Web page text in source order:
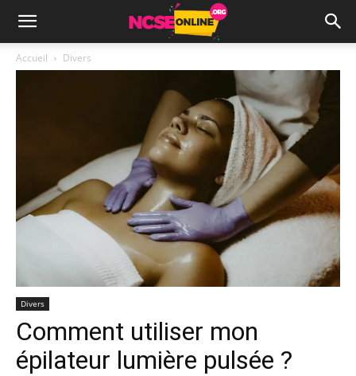
Accueil Divers
Divers
Comment utiliser mon
épilateur lumière pulsée ?